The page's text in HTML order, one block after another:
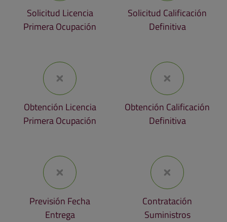
Solicitud Licencia
Primera Ocupación
Solicitud Calificación
Definitiva
Obtención Licencia
Primera Ocupación
Obtención Calificación
Definitiva
Previsión Fecha
Entrega
Contratación
Suministros